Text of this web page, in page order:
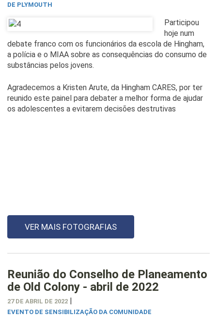
DE PLYMOUTH
Participou
hoje num
debate franco com os funcionários da escola de Hingham,
a polícia e o MIAA sobre as consequências do consumo de
substâncias pelos jovens.
Agradecemos a Kristen Arute, da Hingham CARES, por ter
reunido este painel para debater a melhor forma de ajudar
os adolescentes a evitarem decisões destrutivas
VER MAIS FOTOGRAFIAS
Reunião do Conselho de Planeamento
de Old Colony - abril de 2022
27 DE ABRIL DE 2022 |
EVENTO DE SENSIBILIZAÇÃO DA COMUNIDADE